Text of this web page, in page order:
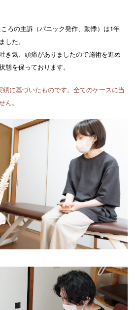
ろの主訴（パニック発作、動悸）は1年
した。
き気、頭痛がありましたので施術を進め
態を保っております。
に基づいたものです。全てのケースに当
。